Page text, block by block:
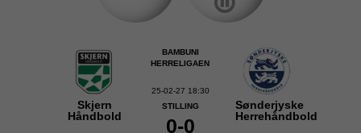
Skjern
Håndbold
BAMBUNI
HERRELIGAEN
25-02-27 18:30
STILLING
0-0
Sønderjyske
Herrehåndbold